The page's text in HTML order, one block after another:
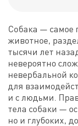
Собака — самое
животное,
тысячи лет
невероятно
невербальной
для
и с людьми.
тела собаки —
но и глубоких,